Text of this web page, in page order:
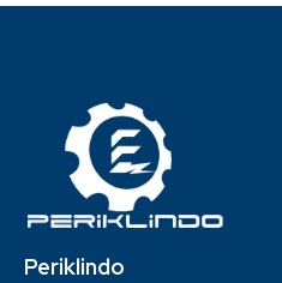
Periklindo